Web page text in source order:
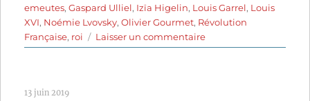
emeutes,Gaspard Ulliel, Izïa Higelin, Louis Garrel, Louis
XVI, Noémie Lvovsky,Olivier Gourmet, Révolution
Française, roi Laisser un commentairesur
Un
13 juin 2019